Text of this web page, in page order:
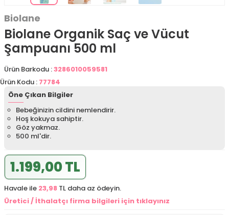
Biolane
Biolane Organik Saç ve Vücut
Şampuanı 500 ml
Ürün Barkodu :3286010059581
Ürün Kodu : 77784
Öne Çıkan Bilgiler
Bebeğinizin cildini nemlendirir.
Hoş kokuya sahiptir.
Göz yakmaz.
500 ml'dir.
1.199,00 TL
Havale ile 23,98 TL daha az ödeyin.
Üretici / İthalatçı firma bilgileri için tıklayınız